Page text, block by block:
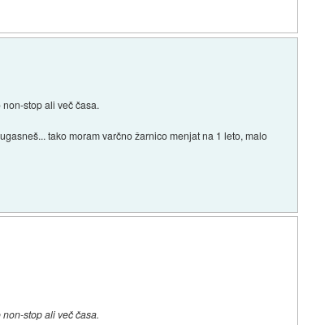
stop ali več časa.
tako moram varčno žarnico menjat na 1 leto, malo
stop ali več časa.